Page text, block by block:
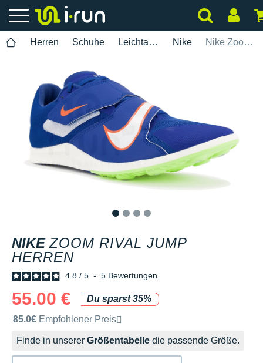
Herren Schuhe Leichtathletik Nike Nike Zoom Rival Jump Herren
NIKE ZOOM RIVAL JUMP
HERREN
4.8 / 5 - 5 Bewertungen
55.00 €
Du sparst 35%
Unverbindliche Preisempfehlung der Marke
85.0€ Empfohlener Preis
Finde in unserer Größentabelle die passende Größe.